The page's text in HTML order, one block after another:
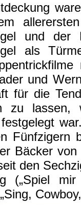
und der
als
und
für die
zu
Fünfzigern
Bäcker
den
(„Spiel